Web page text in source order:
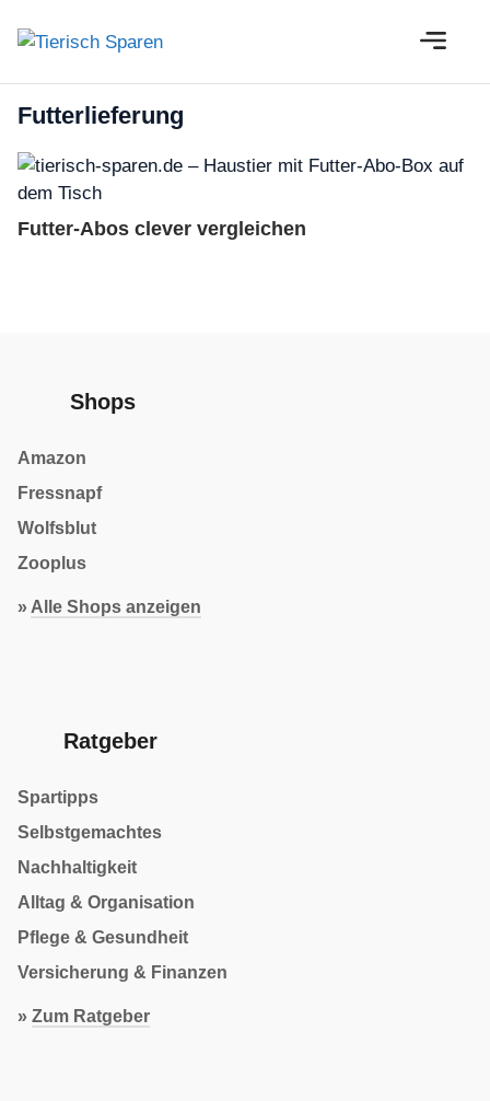
Inhalt
Futterlieferung
Futter-Abos clever vergleichen
Shops
Amazon
Fressnapf
Wolfsblut
Zooplus
» Alle Shops anzeigen
Ratgeber
Spartipps
Selbstgemachtes
Nachhaltigkeit
Alltag & Organisation
Pflege & Gesundheit
Versicherung & Finanzen
» Zum Ratgeber